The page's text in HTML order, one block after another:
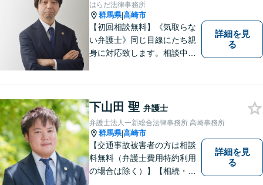
はらだ法律事務所
群馬県|高崎市
【初回相談無料】《気取らな
い弁護士》同じ目線にたち親
身に対応致します。相談中も
い合わせください。
詳細を見
る
下山田 聖 弁護士
弁護士法人一新総合法律事務所 高崎事務所
群馬県|高崎市
【交通事故被害者の方は相談
料無料（弁護士費用特約利用
の場合は除く）】【相続・債
詳細を見
る